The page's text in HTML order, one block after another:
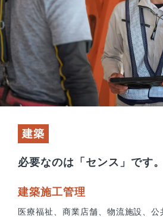
建築
必要なのは「センス」です。
建築施⼯管理
医療福祉、商業店舗、物流施設、